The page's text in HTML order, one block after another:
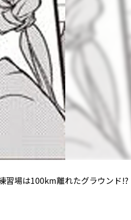
習場は100km離れたグラウンド!?